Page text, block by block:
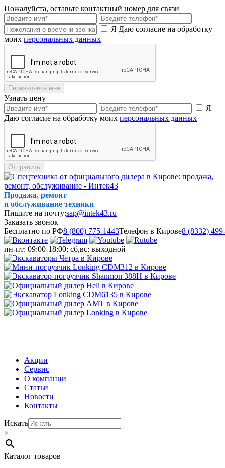
Пожалуйста, оставьте контактный номер для связи
Я Даю согласие на обработку
моих персональных данных
Перезвоните мне
Узнать цену
Я
Даю согласие на обработку моих персональных данных
Отправить
Продажа, ремонт
и обслуживание техники
Пишите на почту:sap@intek43.ru
Заказать звонок
Бесплатно по РФ8 (800) 775-1443Телефон в Кирове8 (8332)
пн-пт: 09:00-18:00; сб,вс: выходной
Акции
Сервис
О компании
Статьи
Новости
Контакты
Искать
×
Каталог товаров